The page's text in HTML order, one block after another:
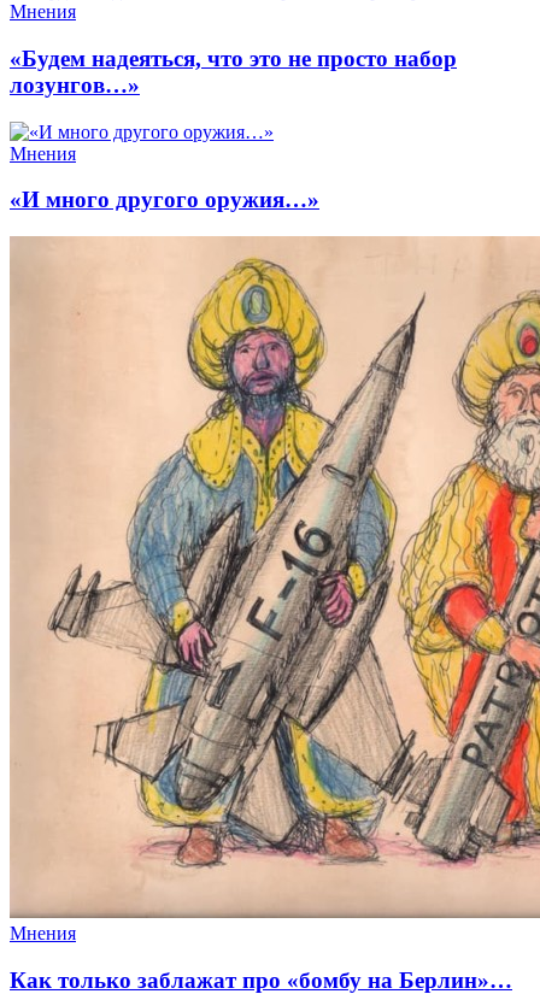
Мнения
«Будем надеяться, что это не просто набор
лозунгов…»
Мнения
«И много другого оружия…»
Мнения
Как только заблажат про «бомбу на Берлин»…